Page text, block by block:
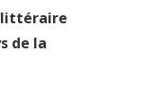
littéraire
de la